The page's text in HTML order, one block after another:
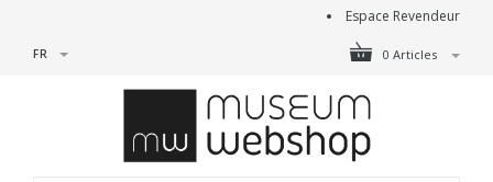
Espace Revendeur
0 Articles
FR